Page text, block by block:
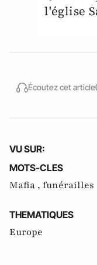
l'église
Écoutez cet article
VU SUR:
MOTS-CLES
Mafia , funérailles
THEMATIQUES
Europe